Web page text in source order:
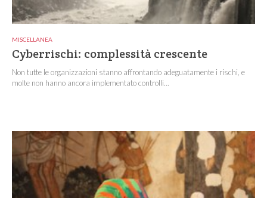
MISCELLANEA
Cyberrischi: complessità crescente
Non tutte le organizzazioni stanno affrontando adeguatamente i rischi, e
molte non hanno ancora implementato controlli...